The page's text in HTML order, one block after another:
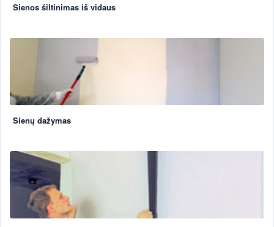
Sienos šiltinimas iš vidaus
Sienų dažymas